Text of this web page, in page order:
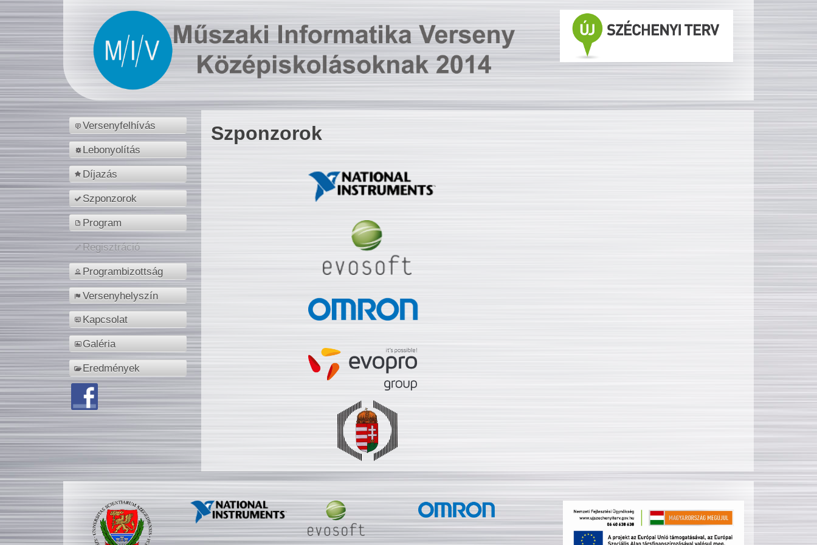
Versenyfelhívás
Lebonyolítás
Díjazás
Szponzorok
Program
Regisztráció
Programbizottság
Versenyhelyszín
Kapcsolat
Galéria
Eredmények
Szponzorok